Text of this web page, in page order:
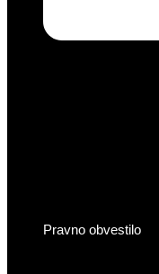
Pravno obvestilo